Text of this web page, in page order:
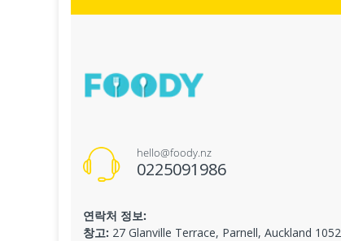
hello@foody.nz
0225091986
연락처 정보:
창고: 27 Glanville Terrace, Parnell, Auckland 1052